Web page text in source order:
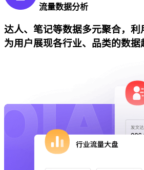
流量数据分析
达人、笔记等数据多元聚合，
为用户展现各行业、品类的数据